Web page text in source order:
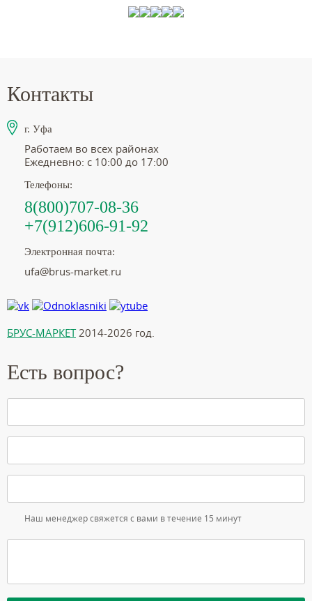
Контакты
г. Уфа
Работаем во всех районах
Ежедневно: с 10:00 до 17:00
Телефоны:
8(800)707-08-36
+7(912)606-91-92
Электронная почта:
ufa@brus-market.ru
БРУС-МАРКЕТ2014-2026 год.
Есть вопрос?
Наш менеджер свяжется с вами в течение 15 минут